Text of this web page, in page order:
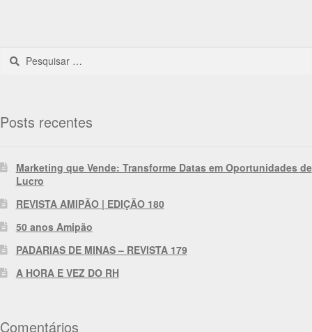
Posts recentes
Marketing que Vende: Transforme Datas em Oportunidades de
Lucro
REVISTA AMIPÃO | EDIÇÃO 180
50 anos Amipão
PADARIAS DE MINAS – REVISTA 179
A HORA E VEZ DO RH
Comentários